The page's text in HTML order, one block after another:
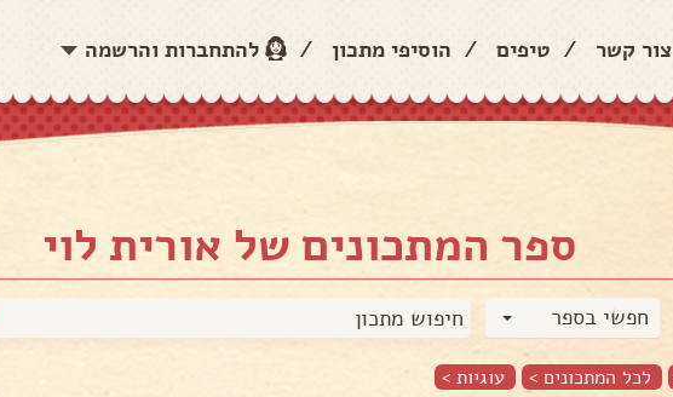
צור קשר / טיפים / הוסיפי מתכון / להתחברות והרשמה
ספר המתכונים של אורית לוי
חפשי בספר
לכל המתכונים > עוגיות >